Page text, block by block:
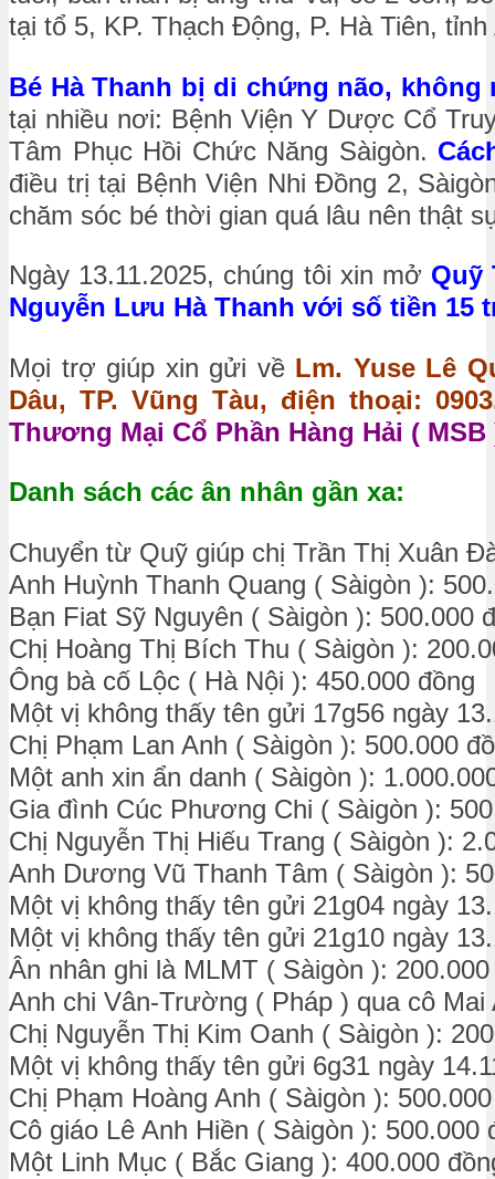
tại tổ 5, KP. Thạch Động, P. Hà Tiên,
Bé Hà Thanh bị di chứng não,
tại nhiều nơi: Bệnh Viện Y Dược Cổ
Tâm Phục Hồi Chức Năng Sàigòn.
điều trị tại Bệnh Viện Nhi Đồng 2,
chăm sóc bé thời gian quá lâu nên thật
Ngày 13.11.2025, chúng tôi xin mở Quỹ
Nguyễn Lưu Hà Thanh với số tiền 15
Mọi trợ giúp xin gửi về Lm. Yuse Lê
Dâu, TP. Vũng Tàu, điện thoại:
Thương Mại Cổ Phần Hàng Hải ( MSB
Danh sách các ân nhân gần xa:
Chuyển từ Quỹ giúp chị Trần Thị Xuân
Anh Huỳnh Thanh Quang ( Sàigòn ):
Bạn Fiat Sỹ Nguyên ( Sàigòn ): 500.000
Chị Hoàng Thị Bích Thu ( Sàigòn ):
Ông bà cố Lộc ( Hà Nội ): 450.000 đồng
Một vị không thấy tên gửi 17g56 ngày
Chị Phạm Lan Anh ( Sàigòn ): 500.000
Một anh xin ẩn danh ( Sàigòn ):
Gia đình Cúc Phương Chi ( Sàigòn ):
Chị Nguyễn Thị Hiếu Trang ( Sàigòn ):
Anh Dương Vũ Thanh Tâm ( Sàigòn ):
Một vị không thấy tên gửi 21g04 ngày
Một vị không thấy tên gửi 21g10 ngày
Ân nhân ghi là MLMT ( Sàigòn ):
Anh chi Vân-Trường ( Pháp ) qua cô Mai
Chị Nguyễn Thị Kim Oanh ( Sàigòn ):
Một vị không thấy tên gửi 6g31 ngày
Chị Phạm Hoàng Anh ( Sàigòn ):
Cô giáo Lê Anh Hiền ( Sàigòn ): 500.000
Một Linh Mục ( Bắc Giang ): 400.000